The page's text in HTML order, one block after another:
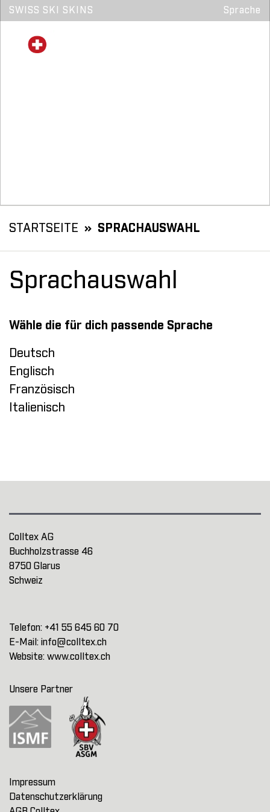
SWISS SKI SKINS Sprache
STARTSEITE SPRACHAUSWAHL
Sprachauswahl
Wähle die für dich passende Sprache
Deutsch
Englisch
Französisch
Italienisch
Colltex AG
Buchholzstrasse 46
8750 Glarus
Schweiz
Telefon: +41 55 645 60 70
E-Mail: info@colltex.ch
Website: www.colltex.ch
Unsere Partner
Impressum
Datenschutzerklärung